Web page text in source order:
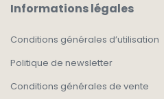
Informations légales
Conditions générales d’utilisation
Politique de newsletter
Conditions générales de vente